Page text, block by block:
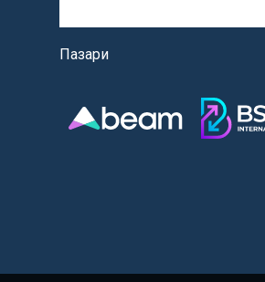
Пазари